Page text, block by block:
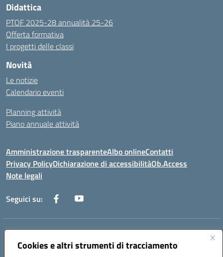
Cookies e altri strumenti di tracciamento
Didattica
PTOF 2025-28 annualità 25-26
Offerta formativa
I progetti delle classi
Novità
Le notizie
Calendario eventi
Planning attività
Piano annuale attività
Amministrazione trasparenteAlbo onlineContatti
Privacy PolicyDichiarazione di accessibilitàOb.Access
Note legali
Seguici su:
Indirizzo:
Centralino:0733/815931 - 0733/784180